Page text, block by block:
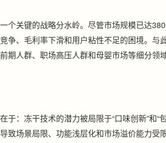
个关键的战略分水岭。尽管市场规模已达
争、毛利率下滑和用户粘性不足的困境。与
期人群、职场高压人群和母婴市场等细分领
于：冻干技术的潜力被局限于“口味创新”和
致场景局限、功能浅层化和市场溢价能力受限